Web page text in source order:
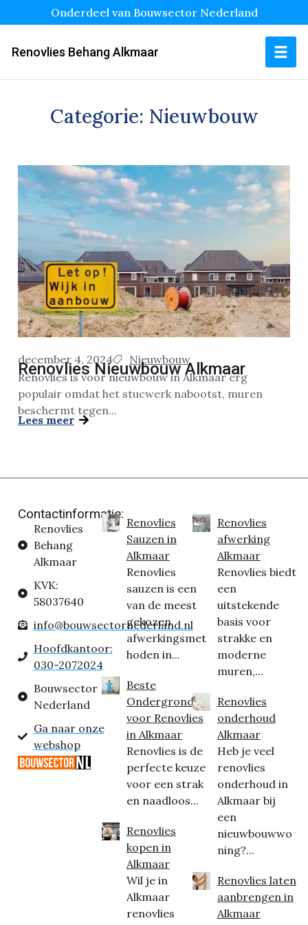
Onderdeel van Bouwsector Nederland
Renovlies Behang Alkmaar
Categorie: Nieuwbouw
december 4, 2024 Nieuwbouw
Renovlies Nieuwbouw Alkmaar
Renovlies is voor nieuwbouw in Alkmaar erg
populair omdat het stucwerk nabootst, muren
beschermt tegen...
Lees meer
Contactinformatie:
Renovlies
Behang
Alkmaar
KVK:
58037640
info@bouwsectornederland.nl
Hoofdkantoor:
030-2072024
Bouwsector
Nederland
Ga naar onze
webshop
Renovlies
Sauzen in
Alkmaar
Renovlies
sauzen is een
van de meest
gekozen
afwerkingsmet
hoden in...
Beste
Ondergrond
voor Renovlies
in Alkmaar
Renovlies is de
perfecte keuze
voor een strak
en naadloos...
Renovlies
kopen in
Alkmaar
Wil je in
Alkmaar
renovlies
Renovlies
afwerking
Alkmaar
Renovlies biedt
een
uitstekende
basis voor
strakke en
moderne
muren,...
Renovlies
onderhoud
Alkmaar
Heb je veel
renovlies
onderhoud in
Alkmaar bij
een
nieuwbouwwo
ning?...
Renovlies laten
aanbrengen in
Alkmaar